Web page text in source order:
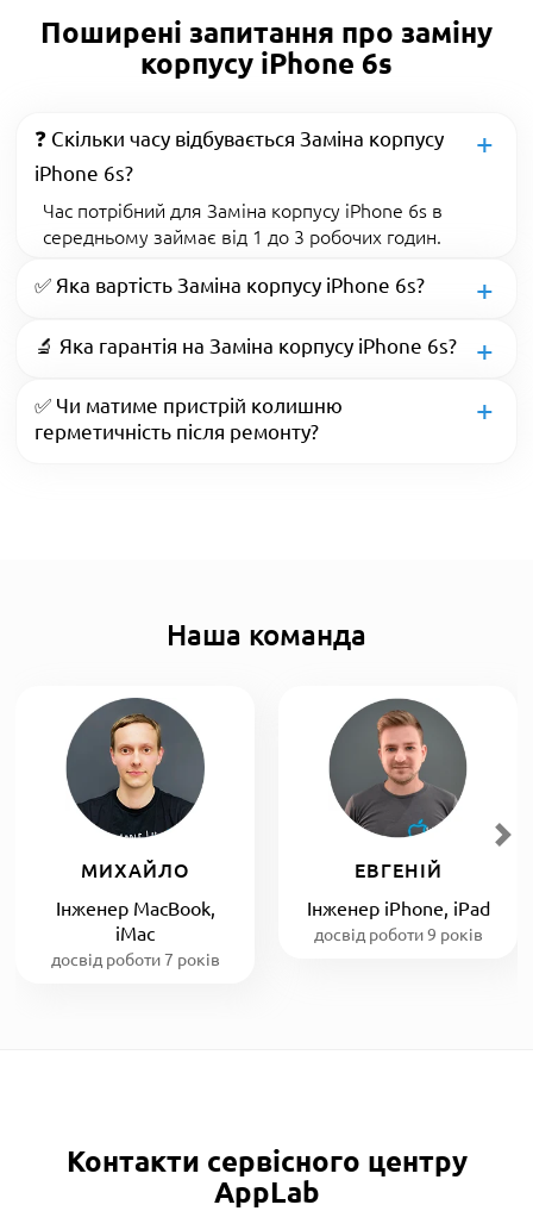
Поширені запитання про заміну
корпусу iPhone 6s
❓ Скільки часу відбувається Заміна корпусу
iPhone 6s?
Час потрібний для Заміна корпусу iPhone 6s в
середньому займає від 1 до 3 робочих годин.
✅ Яка вартість Заміна корпусу iPhone 6s?
🔬 Яка гарантія на Заміна корпусу iPhone 6s?
✅ Чи матиме пристрій колишню
герметичність після ремонту?
Наша команда
МИХАЙЛО
Інженер MacBook,
iMac
досвід роботи 7 років
ЕВГЕНІЙ
Інженер iPhone, iPad
досвід роботи 9 років
Контакти сервісного центру
AppLab